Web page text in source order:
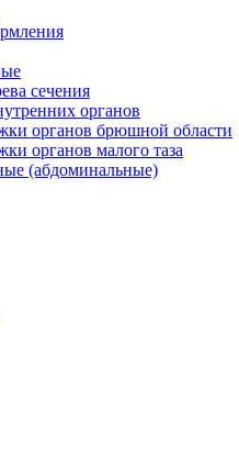
сечения
органов
органов брюшной области
органов малого таза
(абдоминальные)